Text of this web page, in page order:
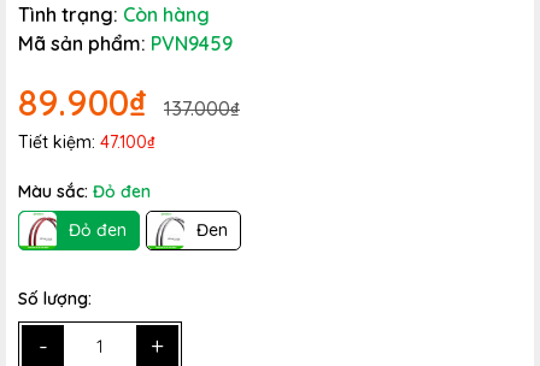
Tình trạng: Còn hàng
Mã sản phẩm: PVN9459
89.900₫ 137.000₫
Tiết kiệm: 47.100₫
Màu sắc: Đỏ đen
Đỏ đen
Đen
Số lượng:
- +